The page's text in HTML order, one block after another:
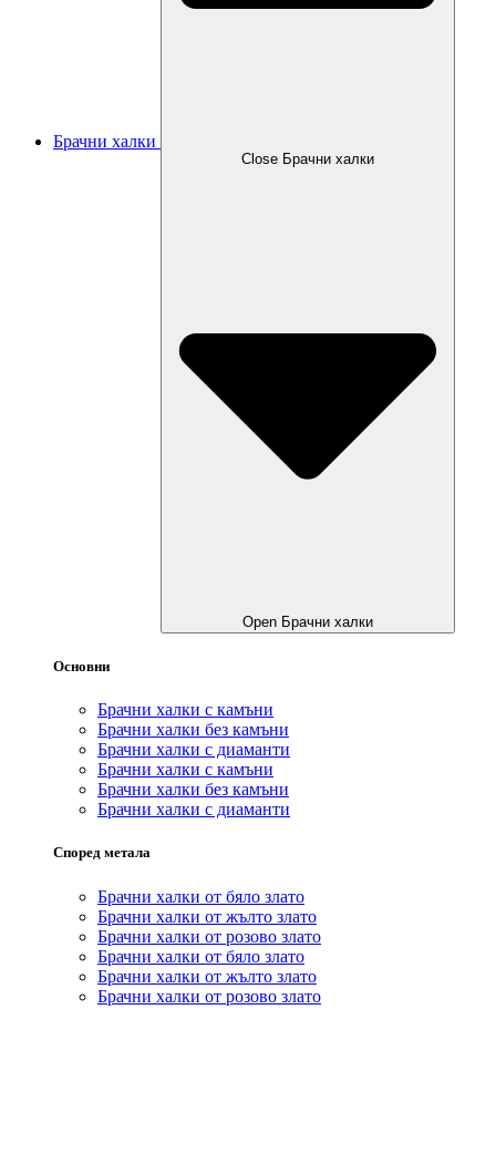
Брачни халки
Close Брачни халки
Open Брачни халки
Основни
Брачни халки с камъни
Брачни халки без камъни
Брачни халки с диаманти
Брачни халки с камъни
Брачни халки без камъни
Брачни халки с диаманти
Според метала
Брачни халки от бяло злато
Брачни халки от жълто злато
Брачни халки от розово злато
Брачни халки от бяло злато
Брачни халки от жълто злато
Брачни халки от розово злато